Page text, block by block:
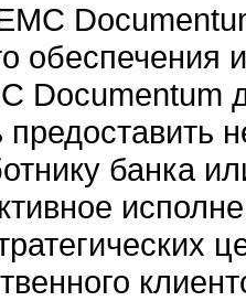
Documentum
банка